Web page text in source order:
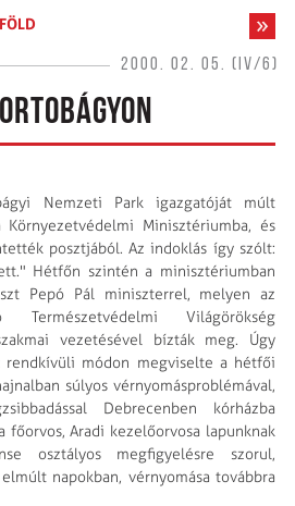
2000. 02. 05. (IV/6)
Nemzeti Park igazgatóját múlt
Minisztériumba, és
posztjából. Az indoklás így szólt:
Hétfőn szintén a minisztériumban
Pepó Pál miniszterrel, melyen az
Természetvédelmi Világörökség
vezetésével bízták meg. Úgy
rendkívüli módon megviselte a hétfői
súlyos vérnyomásproblémával,
Debrecenben kórházba
főorvos, Aradi kezelőorvosa lapunknak
osztályos megfigyelésre szorul,
napokban, vérnyomása továbbra